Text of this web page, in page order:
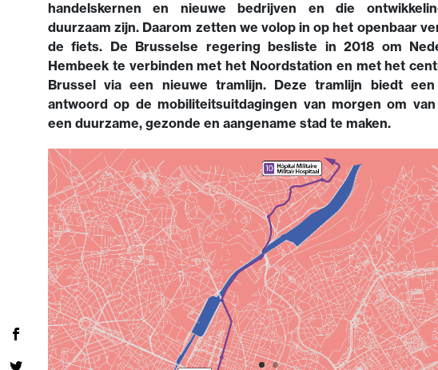
handelskernen en nieuwe bedrijven en die
duurzaam zijn. Daarom zetten we volop in op het openbaar
de fiets. De Brusselse regering besliste in 2018 om
Hembeek te verbinden met het Noordstation en met het
Brussel via een nieuwe tramlijn. Deze tramlijn biedt
antwoord op de mobiliteitsuitdagingen van morgen om
een duurzame, gezonde en aangename stad te maken.